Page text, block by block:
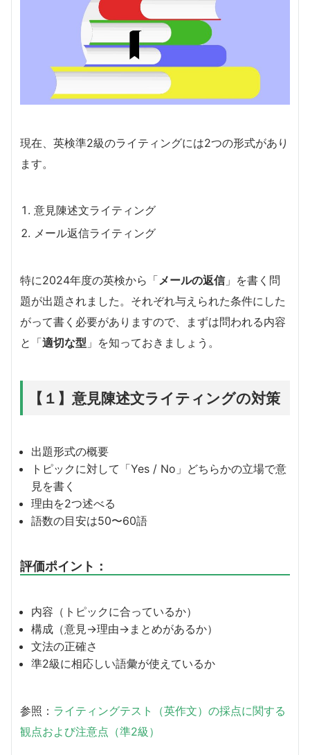
現在、英検準2級のライティングには2つの形式があり
ます。
意見陳述文ライティング
メール返信ライティング
特に2024年度の英検から「 メールの返信」を書く問
題が出題されました。それぞれ与えられた条件にした
がって書く必要がありますので、まずは問われる内容
と「適切な型 」を知っておきましょう。
【１】意見陳述文ライティングの対策
出題形式の概要
トピックに対して「Yes / No」どちらかの立場で意
見を書く
理由を2つ述べる
語数の目安は50〜60語
評価ポイント：
内容（トピックに合っているか）
構成（意見→理由→まとめがあるか）
文法の正確さ
準2級に相応しい語彙が使えているか
参照： ライティングテスト（英作文）の採点に関する
観点および注意点（準2級）